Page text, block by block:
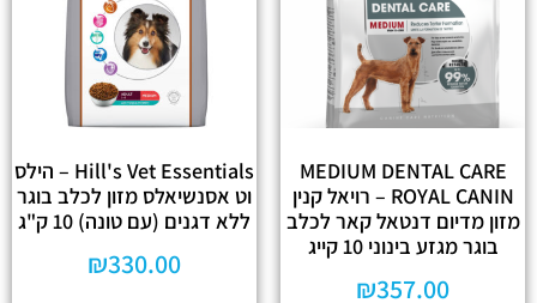
MEDIUM DENTAL CARE
ROYAL CANIN – רויאל קנין
מזון מדיום דנטאל קאר לכלב
בוגר מגזע בינוני 10 קייג
₪357.00
Hill's Vet Essentials – הילס
וט אסנשיאלס מזון לכלב בוגר
ללא דגנים (עם טונה) 10 ק"ג
₪330.00